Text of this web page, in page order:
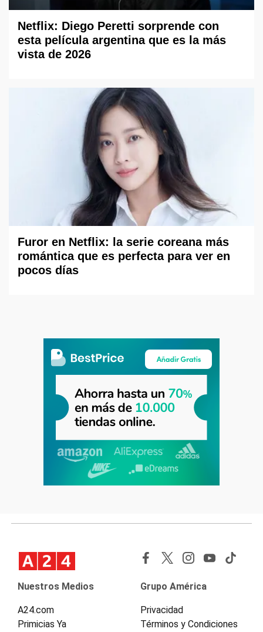
Netflix: Diego Peretti sorprende con
esta película argentina que es la más
vista de 2026
Furor en Netflix: la serie coreana más
romántica que es perfecta para ver en
pocos días
Nuestros Medios
A24.com
Primicias Ya
Grupo América
Privacidad
Términos y Condiciones